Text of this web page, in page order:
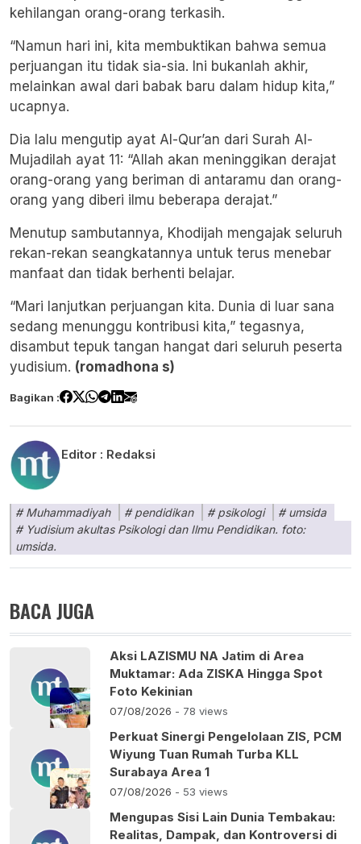
kehilangan orang-orang terkasih.
“Namun hari ini, kita membuktikan bahwa semua
perjuangan itu tidak sia-sia. Ini bukanlah akhir,
melainkan awal dari babak baru dalam hidup kita,”
ucapnya.
Dia lalu mengutip ayat Al-Qur’an dari Surah Al-
Mujadilah ayat 11: “Allah akan meninggikan derajat
orang-orang yang beriman di antaramu dan orang-
orang yang diberi ilmu beberapa derajat.”
Menutup sambutannya, Khodijah mengajak seluruh
rekan-rekan seangkatannya untuk terus menebar
manfaat dan tidak berhenti belajar.
“Mari lanjutkan perjuangan kita. Dunia di luar sana
sedang menunggu kontribusi kita,” tegasnya,
disambut tepuk tangan hangat dari seluruh peserta
yudisium. (romadhona s)
Bagikan :
Editor : Redaksi
Muhammadiyah pendidikan psikologi
umsida
Yudisium akultas Psikologi dan Ilmu Pendidikan. foto:
umsida.
BACA JUGA
Aksi LAZISMU NA Jatim di Area
Muktamar: Ada ZISKA Hingga Spot
Foto Kekinian
07/08/2026 - 78 views
Perkuat Sinergi Pengelolaan ZIS, PCM
Wiyung Tuan Rumah Turba KLL
Surabaya Area 1
07/08/2026 - 53 views
Mengupas Sisi Lain Dunia Tembakau:
Realitas, Dampak, dan Kontroversi di